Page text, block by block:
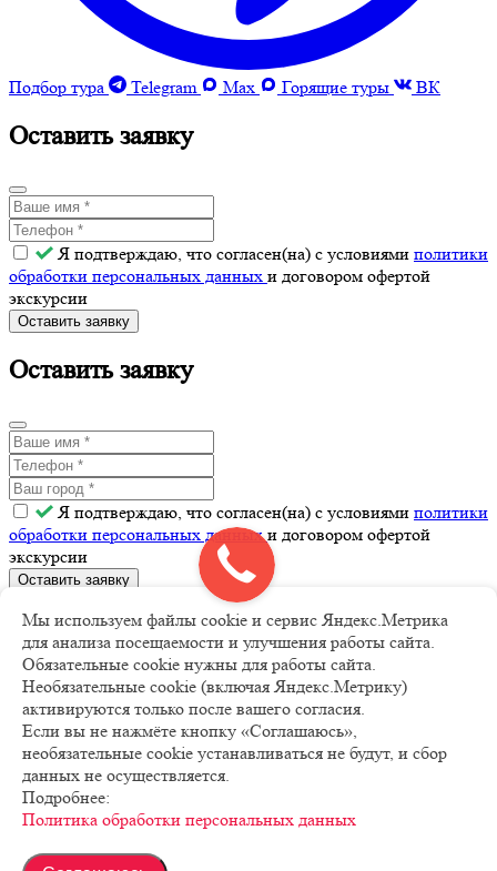
Подбор тура Telegram Max Горящие туры ВК
Оставить заявку
Я подтверждаю, что согласен(на) с условиями политики
обработки персональных данных и договором офертой
экскурсии
Оставить заявку
Оставить заявку
Я подтверждаю, что согласен(на) с условиями политики
обработки персональных данныхи договором офертой
экскурсии
Оставить заявку
Спасибо!
Ваша заявка принята.
Наш менеджер свяжется с вами в ближайшее время.
Спасибо!
Ваша отзыв принят.
Мы используем файлы cookie и сервис Яндекс.Метрика
для анализа посещаемости и улучшения работы сайта.
Обязательные cookie нужны для работы сайта.
Необязательные cookie (включая Яндекс.Метрику)
активируются только после вашего согласия.
Если вы не нажмёте кнопку «Соглашаюсь»,
необязательные cookie устанавливаться не будут, и сбор
данных не осуществляется.
Подробнее:
Политика обработки персональных данных